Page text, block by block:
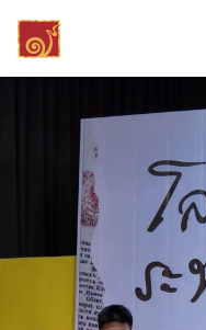
Skip
content
Search